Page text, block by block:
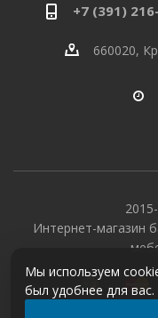
+7 (391)
660020,
Интернет-магазин
Мы используем
был удобнее для вас.